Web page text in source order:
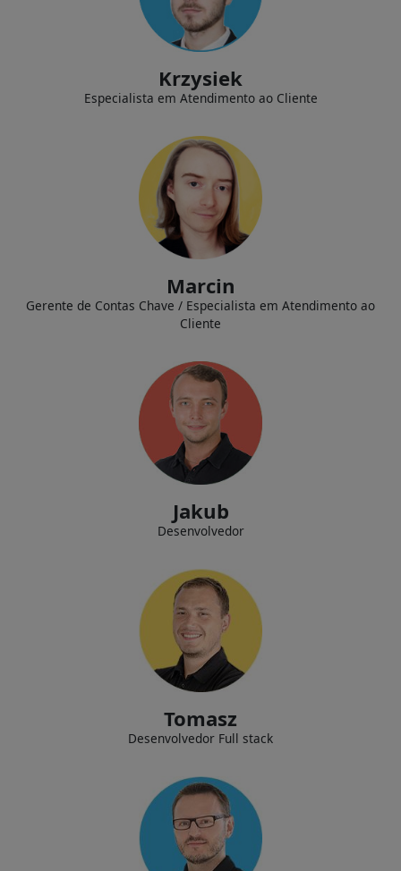
Krzysiek
Especialista em Atendimento ao Cliente
Cuidando do departamento de atendimento ao cliente, garantindo um
alto nível de serviços prestados aos clientes.
Marcin
Gerente de Contas Chave / Especialista em Atendimento ao
Cliente
Construindo e mantendo relacionamentos com clientes, realização
eficiente de pedidos de clientes e fornecimento de serviços de suporte
administrativo.
Jakub
Desenvolvedor
Design e implementação personalizados de sites de e-commerce,
projetando e implementando aplicações web.
Tomasz
Desenvolvedor Full stack
Implementando novas tecnologias dentro da empresa, desenvolvendo
e fornecendo suporte para as aplicações de nossos clientes.
Avaliação e desenvolvimento de uma identidade visual corporativa para